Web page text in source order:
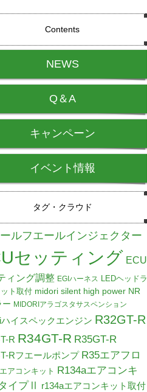
Contents
NEWS
Q＆A
キャンペーン
イベント情報
タグ・クラウド
ルフエールインジェクター
セッティング ECU
ィング調整 EGIハーネス LEDヘッドラ
ト取付 midori silent high power NR
ー MIDORIアラゴスタサスペンション
イスペックエンジン R32GT-R
R R34GT-R R35GT-R
Rフエールポンプ R35エアフロ
アコンキット R134aエアコンキ
イプⅡ
r134aエアコンキット取付